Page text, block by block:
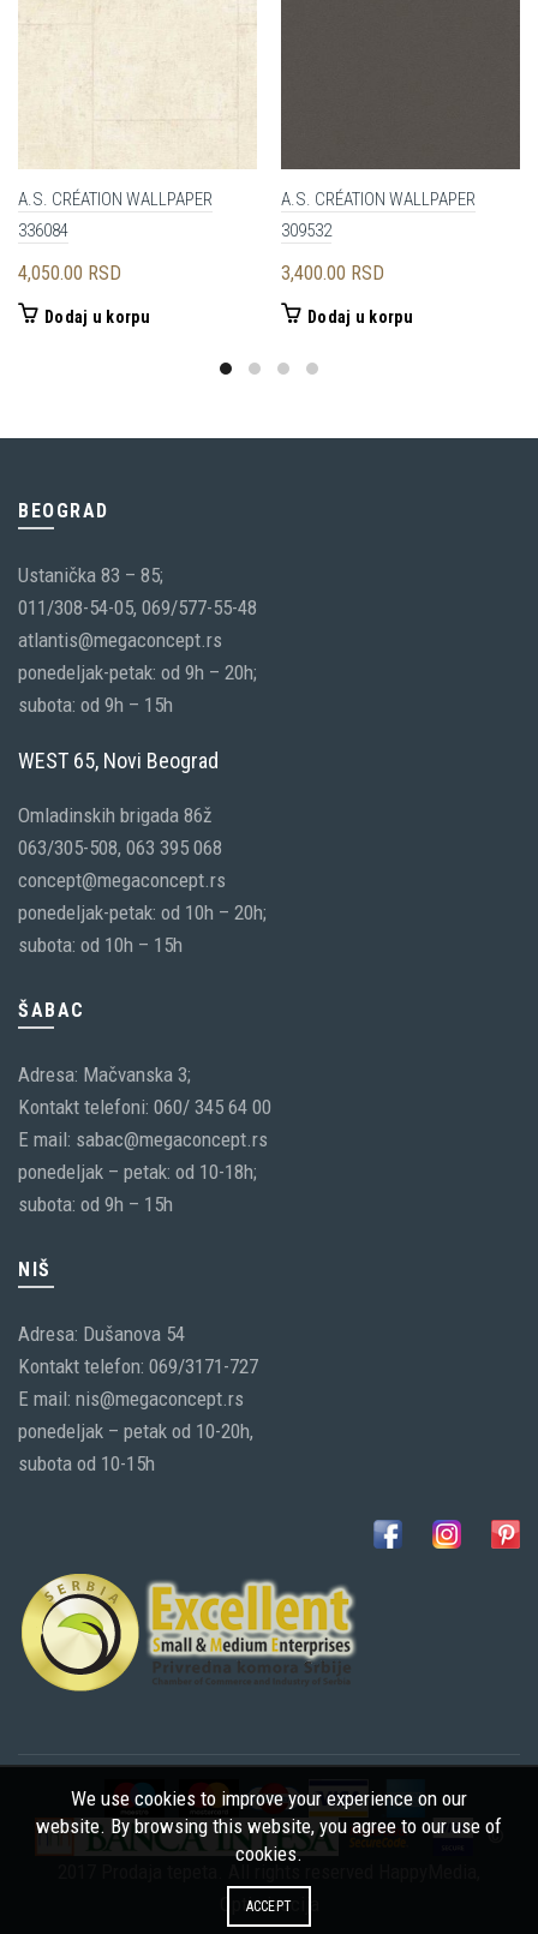
A.S. CRÉATION WALLPAPER
336084
4,050.00 RSD
Dodaj u korpu
A.S. CRÉATION WALLPAPER
309532
3,400.00 RSD
Dodaj u korpu
BEOGRAD
Ustanička 83 – 85;
011/308-54-05, 069/577-55-48
atlantis@megaconcept.rs
ponedeljak-petak: od 9h – 20h;
subota: od 9h – 15h
WEST 65, Novi Beograd
Omladinskih brigada 86ž
063/305-508, 063 395 068
concept@megaconcept.rs
ponedeljak-petak: od 10h – 20h;
subota: od 10h – 15h
ŠABAC
Adresa: Mačvanska 3;
Kontakt telefoni: 060/ 345 64 00
E mail: sabac@megaconcept.rs
ponedeljak – petak: od 10-18h;
subota: od 9h – 15h
NIŠ
Adresa: Dušanova 54
Kontakt telefon: 069/3171-727
E mail: nis@megaconcept.rs
ponedeljak – petak od 10-20h,
subota od 10-15h
©
Optimizacija
We use cookies to improve your experience on our
website. By browsing this website, you agree to our use of
cookies.
ACCEPT